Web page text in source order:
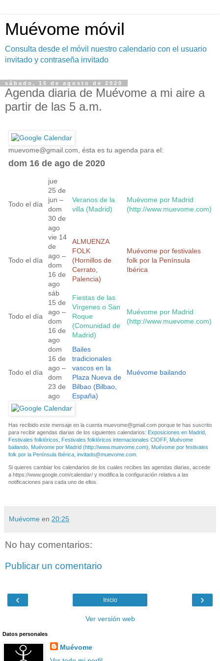
Muévome móvil
Consulta desde el móvil nuestro calendario con el usuario
invitado y contraseña invitado
sábado, 15 de agosto de 2020
Agenda diaria de Muévome a mi aire a
partir de las 5 a.m.
muevome@gmail.com , ésta es tu agenda para el:
dom 16 de ago de 2020
Todo el día
jue
25 de
jun –
dom
30 de
ago
Veranos de la
villa (Madrid)
Muévome por Madrid
(http://www.muevome.com)
Todo el día
vie 14
de
ago –
dom
16 de
ago
ALMUENZA
FOLK
(Hornillos de
Cerrato,
Palencia)
Muévome por festivales
folk por la Península
Ibérica
Todo el día
sáb
15 de
ago –
dom
16 de
ago
Fiestas de las
Vírgenes o San
Roque
(Comunidad de
Madrid)
Muévome por Madrid
(http://www.muevome.com)
Todo el día
dom
16 de
ago –
dom
23 de
ago
Bailes
tradicionales
vascos en la
Plaza Nueva de
Bilbao (Bilbao,
España)
Muévome bailando
Has recibido este mensaje en la cuenta muevome@gmail.com porque te has suscrito
para recibir agendas diarias de los siguientes calendarios: Exposiciones en Madrid
Festivales folklóricos
Festivales folklóricos internacionales CIOFF, Muévome
bailando Muévome por Madrid (http://www.muevome.com)
Muévome por festivales
folk por la Península Ibérica invitado@muevome.com
Si quieres cambiar los calendarios de los cuales recibes las agendas diarias, accede
a https://www.google.com/calendar/ y modifica la configuración relativa a las
notificaciones para cada uno de ellos.
Muévome en 20:25
No hay comentarios:
Publicar un comentario
‹ ›
Inicio
Ver versión web
Datos personales
Muévome